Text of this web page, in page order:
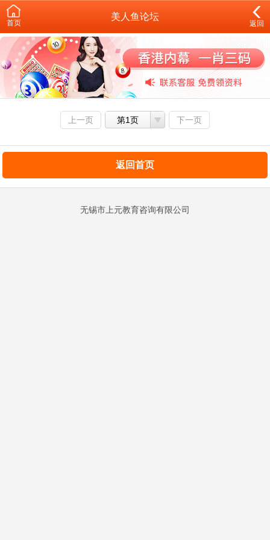
首页
美人鱼论坛
返回
上一页 第1页 下一页
返回首页
无锡市上元教育咨询有限公司